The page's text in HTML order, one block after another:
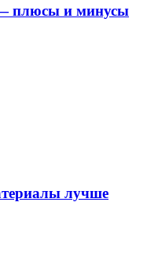
плюсы и минусы
лучше